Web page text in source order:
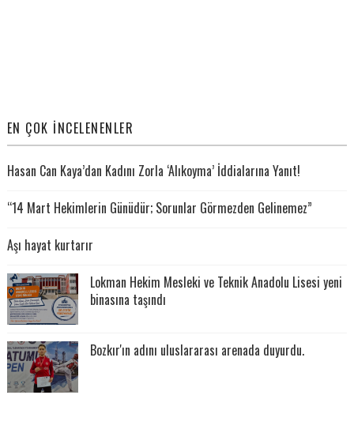
EN ÇOK İNCELENENLER
Hasan Can Kaya’dan Kadını Zorla ‘Alıkoyma’ İddialarına Yanıt!
“14 Mart Hekimlerin Günüdür; Sorunlar Görmezden Gelinemez”
Aşı hayat kurtarır
Lokman Hekim Mesleki ve Teknik Anadolu Lisesi yeni
binasına taşındı
Bozkır'ın adını uluslararası arenada duyurdu.